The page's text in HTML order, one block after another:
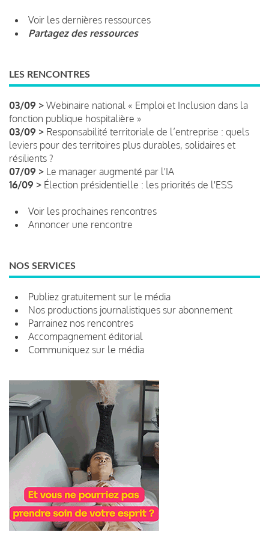
Voir les dernières ressources
Partagez des ressources
LES RENCONTRES
03/09 > Webinaire national « Emploi et Inclusion dans la
fonction publique hospitalière »
03/09 > Responsabilité territoriale de l’entreprise : quels
leviers pour des territoires plus durables, solidaires et
résilients ?
07/09 > Le manager augmenté par l'IA
16/09 > Élection présidentielle : les priorités de l'ESS
Voir les prochaines rencontres
Annoncer une rencontre
NOS SERVICES
Publiez gratuitement sur le média
Nos productions journalistiques sur abonnement
Parrainez nos rencontres
Accompagnement éditorial
Communiquez sur le média